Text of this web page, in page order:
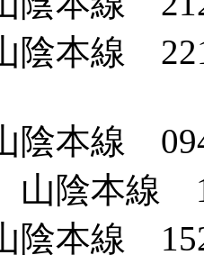
陰本線
陰本線
山陰本線
陰本線